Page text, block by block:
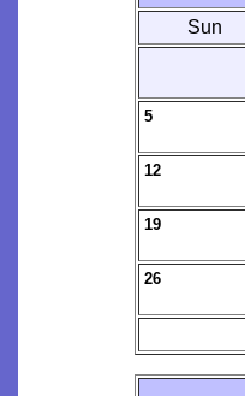
Sun
5
12
19
26